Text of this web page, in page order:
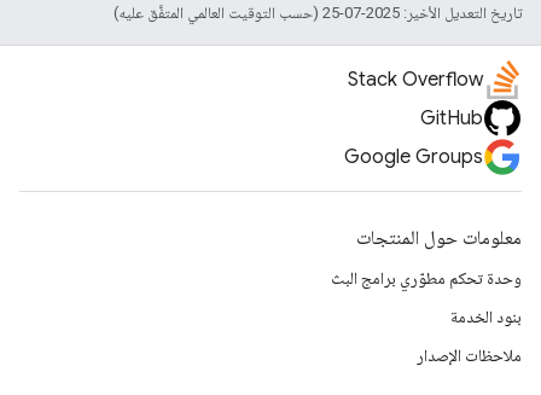
تاريخ التعديل الأخير: 2025-07-25 (حسب التوقيت العالمي المتفَّق عليه)
Stack Overflow
GitHub
Google Groups
معلومات حول المنتجات
وحدة تحكم مطوّري برامج البث
بنود الخدمة
ملاحظات الإصدار